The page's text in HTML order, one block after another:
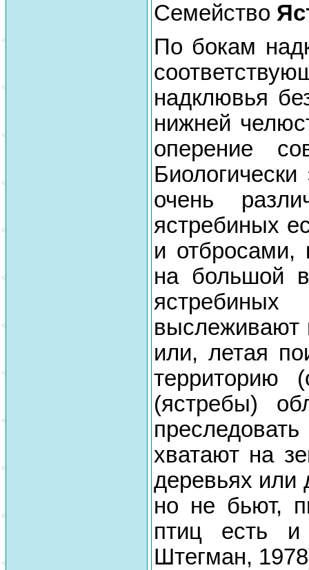
Семейство
По бокам
надклювья
нижней
оперение
очень
ястребиных
и отбросами,
на большой
выслеживают
или, летая
территорию
(ястребы)
хватают на
деревьях или
но не бьют,
птиц есть и
Штегман,